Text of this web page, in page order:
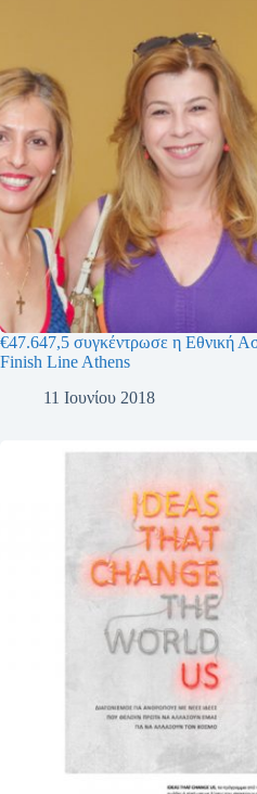
€47.647,5 συγκέντρωσε η Εθνική
Finish Line Athens
11 Ιουνίου 2018